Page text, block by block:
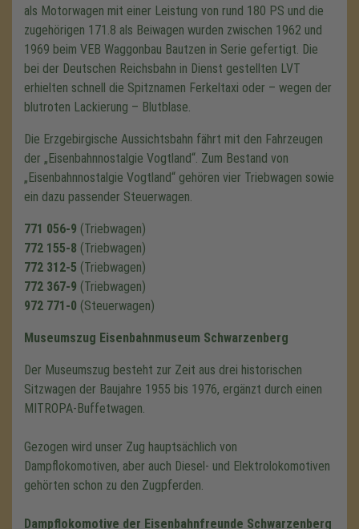
als Motorwagen mit einer Leistung von rund 180 PS und die
zugehörigen 171.8 als Beiwagen wurden zwischen 1962 und
1969 beim VEB Waggonbau Bautzen in Serie gefertigt. Die
bei der Deutschen Reichsbahn in Dienst gestellten LVT
erhielten schnell die Spitznamen Ferkeltaxi oder – wegen der
blutroten Lackierung – Blutblase.
Die Erzgebirgische Aussichtsbahn fährt mit den Fahrzeugen
der
Eisenbahnnostalgie Vogtland . Zum Bestand von
Eisenbahnnostalgie Vogtland gehören vier Triebwagen sowie
ein dazu passender Steuerwagen.
771 056-9 (Triebwagen)
772 155-8 (Triebwagen)
772 312-5 (Triebwagen)
772 367-9 (Triebwagen)
972 771-0 (Steuerwagen)
Museumszug Eisenbahnmuseum Schwarzenberg
Der Museumszug besteht zur Zeit aus drei historischen
Sitzwagen der Baujahre 1955 bis 1976, ergänzt durch einen
MITROPA-Buffetwagen.
Gezogen wird unser Zug hauptsächlich von
Dampflokomotiven, aber auch Diesel- und Elektrolokomotiven
gehörten schon zu den Zugpferden.
Dampflokomotive der Eisenbahnfreunde Schwarzenberg